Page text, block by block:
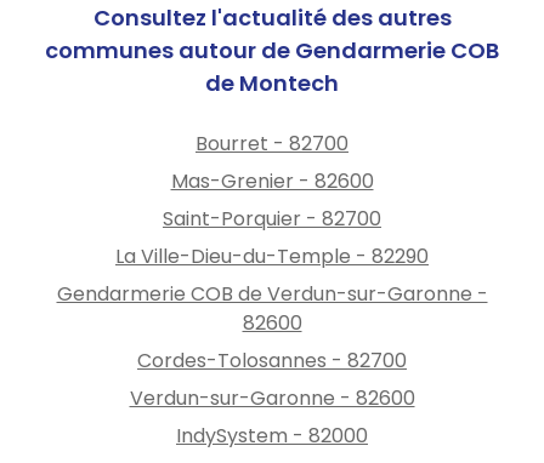
Consultez l'actualité des autres
communes autour de Gendarmerie COB
de Montech
Bourret - 82700
Mas-Grenier - 82600
Saint-Porquier - 82700
La Ville-Dieu-du-Temple - 82290
Gendarmerie COB de Verdun-sur-Garonne -
82600
Cordes-Tolosannes - 82700
Verdun-sur-Garonne - 82600
IndySystem - 82000